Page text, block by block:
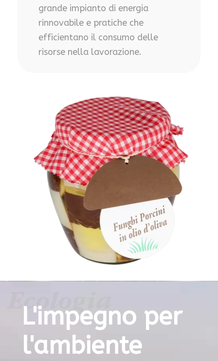
grande impianto di energia
rinnovabile e pratiche che
efficientano il consumo delle
risorse nella lavorazione.
Ecologia
L'impegno per
l'ambiente